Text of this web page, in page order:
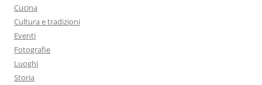
Cucina
Cultura e tradizioni
Eventi
Fotografie
Luoghi
Storia